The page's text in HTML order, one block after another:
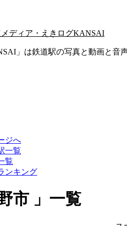
」は鉄道駅の写真と動画と
ジへ
一覧
覧
ンキング
市 一覧